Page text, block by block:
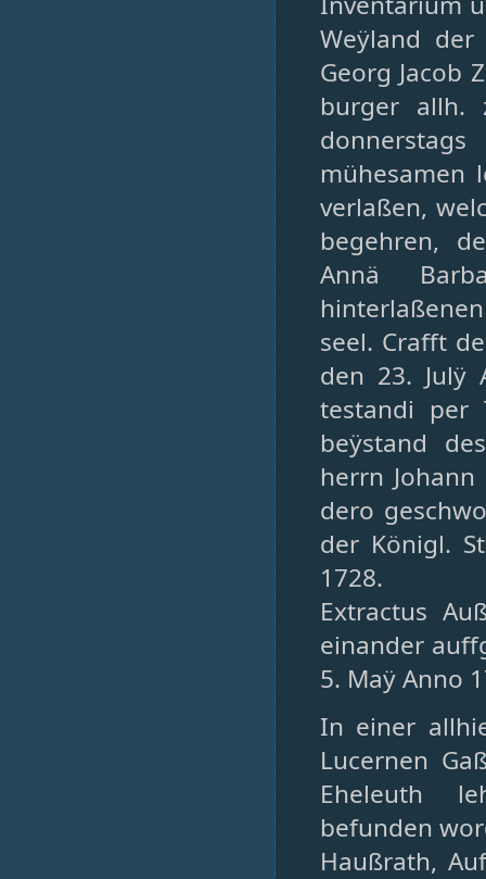
Weÿland
Georg Jacob
burger allh.
mühesamen
verlaßen,
begehren,
Annä
seel. Crafft
den 23. Julÿ
testandi per
beÿstand
herrn
dero
der Königl.
1728.
Extractus
einander
5. Maÿ Anno
In einer
Lucernen
Eheleuth
befunden
Haußrath,